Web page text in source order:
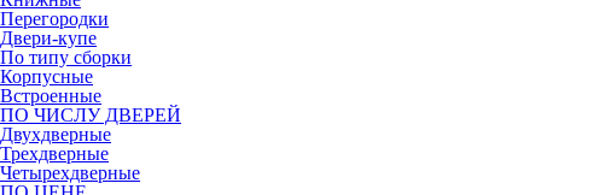
Перегородки
Двери-купе
По типу сборки
Корпусные
Встроенные
ПО ЧИСЛУ ДВЕРЕЙ
Двухдверные
Трехдверные
Четырехдверные